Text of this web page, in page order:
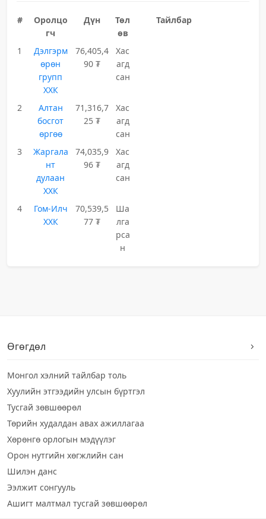
#
Оролцо
гч
Дүн
Төл
өв
Тайлбар
1
Дэлгэрм
өрөн
групп
ХХК
76,405,4
90 ₮
Хас
агд
сан
2
Алтан
босгот
өргөө
71,316,7
25 ₮
Хас
агд
сан
3
Жаргала
нт
дулаан
ХХК
74,035,9
96 ₮
Хас
агд
сан
4
Гом-Илч
ХХК
70,539,5
77 ₮
Ша
лга
рса
н
Өгөгдөл
Монгол хэлний тайлбар толь
Хуулийн этгээдийн улсын бүртгэл
Тусгай зөвшөөрөл
Төрийн худалдан авах ажиллагаа
Хөрөнгө орлогын мэдүүлэг
Орон нутгийн хөгжлийн сан
Шилэн данс
Ээлжит сонгууль
Ашигт малтмал тусгай зөвшөөрөл